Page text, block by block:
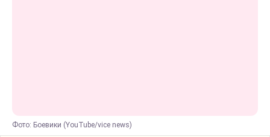
Фото: Боевики (YouTube/vice news)